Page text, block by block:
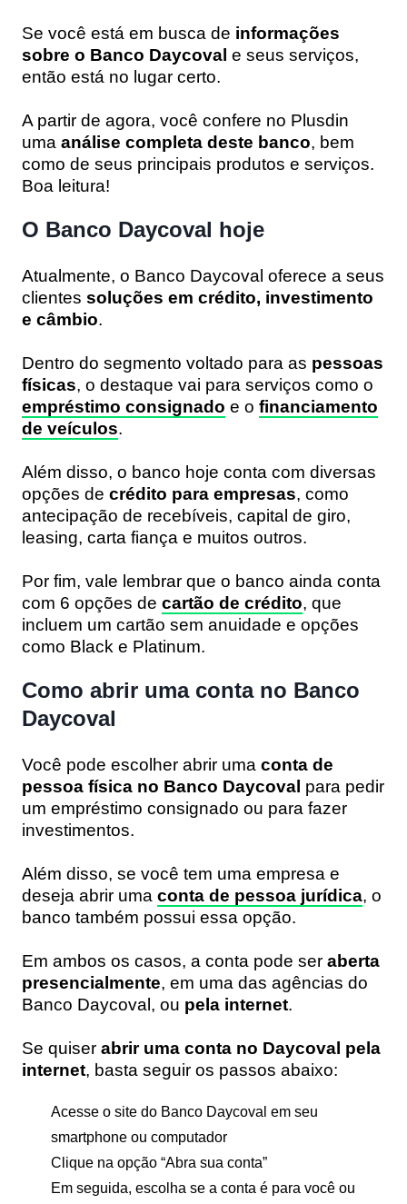
Se você está em busca de informações
sobre o Banco Daycoval e seus serviços,
então está no lugar certo.
A partir de agora, você confere no Plusdin
uma análise completa deste banco, bem
como de seus principais produtos e serviços.
Boa leitura!
O Banco Daycoval hoje
Atualmente, o Banco Daycoval oferece a seus
clientes soluções em crédito, investimento
e câmbio.
Dentro do segmento voltado para as pessoas
físicas, o destaque vai para serviços como o
empréstimo consignado e o financiamento
de veículos.
Além disso, o banco hoje conta com diversas
opções de crédito para empresas, como
antecipação de recebíveis, capital de giro,
leasing, carta fiança e muitos outros.
Por fim, vale lembrar que o banco ainda conta
com 6 opções de cartão de crédito, que
incluem um cartão sem anuidade e opções
como Black e Platinum.
Como abrir uma conta no Banco
Daycoval
Você pode escolher abrir uma conta de
pessoa física no Banco Daycoval para pedir
um empréstimo consignado ou para fazer
investimentos.
Além disso, se você tem uma empresa e
deseja abrir uma conta de pessoa jurídica, o
banco também possui essa opção.
Em ambos os casos, a conta pode ser aberta
presencialmente, em uma das agências do
Banco Daycoval, ou pela internet.
Se quiser abrir uma conta no Daycoval pela
internet, basta seguir os passos abaixo:
Acesse o site do Banco Daycoval em seu
smartphone ou computador
Clique na opção “Abra sua conta”
Em seguida, escolha se a conta é para você ou